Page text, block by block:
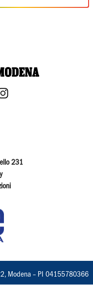
231
Modena – PI 04155780366